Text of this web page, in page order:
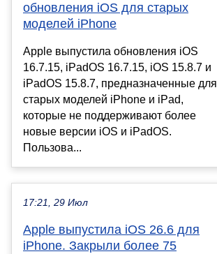
обновления iOS для старых
моделей iPhone
Apple выпустила обновления iOS
16.7.15, iPadOS 16.7.15, iOS 15.8.7 и
iPadOS 15.8.7, предназначенные для
старых моделей iPhone и iPad,
которые не поддерживают более
новые версии iOS и iPadOS.
Пользова...
17:21, 29 Июл
Apple выпустила iOS 26.6 для
iPhone. Закрыли более 75